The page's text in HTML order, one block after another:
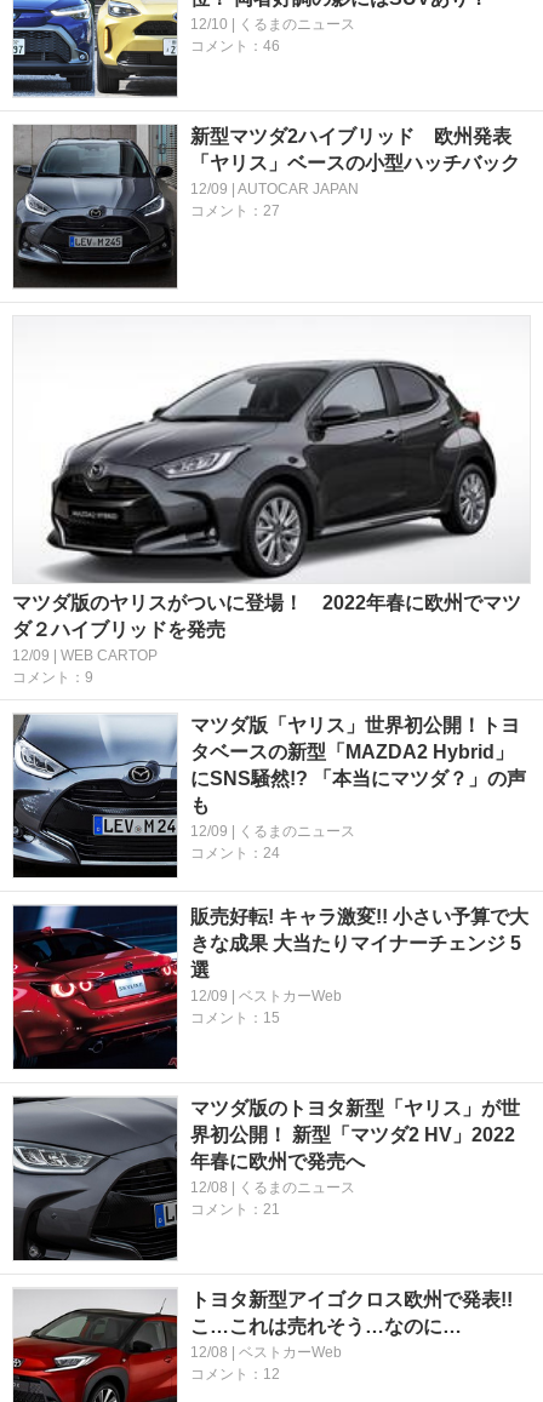
12/10 | くるまのニュース
コメント：46
新型マツダ2ハイブリッド 欧州発表
「ヤリス」ベースの小型ハッチバック
12/09 | AUTOCAR JAPAN
コメント：27
マツダ版のヤリスがついに登場！ 2022年春に欧州でマツ
ダ２ハイブリッドを発売
12/09 | WEB CARTOP
コメント：9
マツダ版「ヤリス」世界初公開！トヨ
タベースの新型「MAZDA2 Hybrid」
にSNS騒然!? 「本当にマツダ？」の声
も
12/09 | くるまのニュース
コメント：24
販売好転! キャラ激変!! 小さい予算で大
きな成果 大当たりマイナーチェンジ 5
選
12/09 | ベストカーWeb
コメント：15
マツダ版のトヨタ新型「ヤリス」が世
界初公開！ 新型「マツダ2 HV」2022
年春に欧州で発売へ
12/08 | くるまのニュース
コメント：21
トヨタ新型アイゴクロス欧州で発表!!
こ…これは売れそう…なのに…
12/08 | ベストカーWeb
コメント：12